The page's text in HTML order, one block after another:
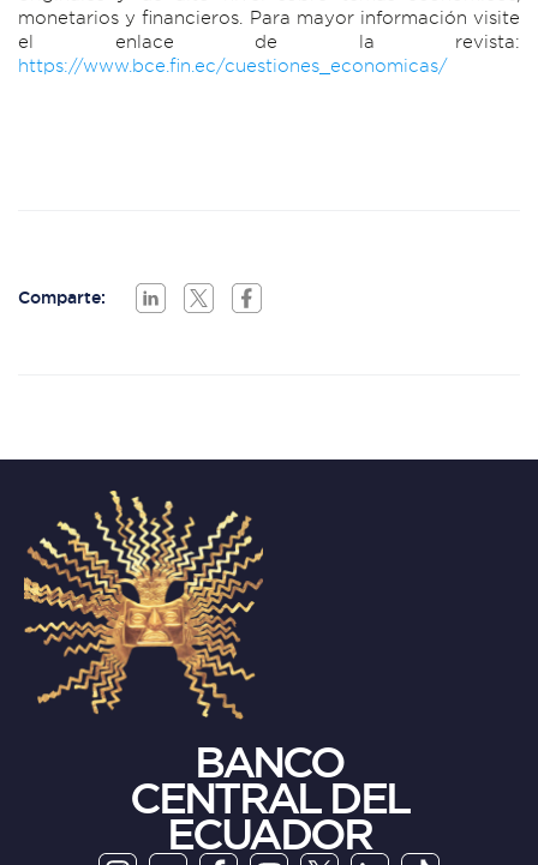
monetarios y financieros. Para mayor información visite
el enlace de la revista:
https://www.bce.fin.ec/cuestiones_economicas/
Comparte:
BANCO
CENTRAL DEL
ECUADOR